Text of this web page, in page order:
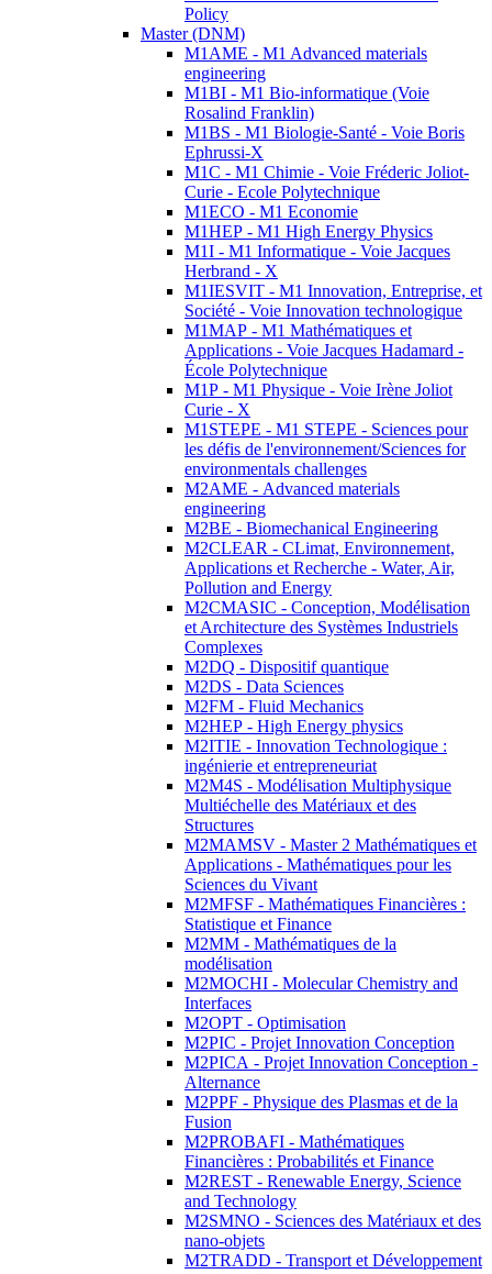
Policy
Master (DNM)
M1AME - M1 Advanced materials
engineering
M1BI - M1 Bio-informatique (Voie
Rosalind Franklin)
M1BS - M1 Biologie-Santé - Voie Boris
Ephrussi-X
M1C - M1 Chimie - Voie Fréderic Joliot-
Curie - Ecole Polytechnique
M1ECO - M1 Economie
M1HEP - M1 High Energy Physics
M1I - M1 Informatique - Voie Jacques
Herbrand - X
M1IESVIT - M1 Innovation, Entreprise, et
Société - Voie Innovation technologique
M1MAP - M1 Mathématiques et
Applications - Voie Jacques Hadamard -
École Polytechnique
M1P - M1 Physique - Voie Irène Joliot
Curie - X
M1STEPE - M1 STEPE - Sciences pour
les défis de l'environnement/Sciences for
environmentals challenges
M2AME - Advanced materials
engineering
M2BE - Biomechanical Engineering
M2CLEAR - CLimat, Environnement,
Applications et Recherche - Water, Air,
Pollution and Energy
M2CMASIC - Conception, Modélisation
et Architecture des Systèmes Industriels
Complexes
M2DQ - Dispositif quantique
M2DS - Data Sciences
M2FM - Fluid Mechanics
M2HEP - High Energy physics
M2ITIE - Innovation Technologique :
ingénierie et entrepreneuriat
M2M4S - Modélisation Multiphysique
Multiéchelle des Matériaux et des
Structures
M2MAMSV - Master 2 Mathématiques et
Applications - Mathématiques pour les
Sciences du Vivant
M2MFSF - Mathématiques Financières :
Statistique et Finance
M2MM - Mathématiques de la
modélisation
M2MOCHI - Molecular Chemistry and
Interfaces
M2OPT - Optimisation
M2PIC - Projet Innovation Conception
M2PICA - Projet Innovation Conception -
Alternance
M2PPF - Physique des Plasmas et de la
Fusion
M2PROBAFI - Mathématiques
Financières : Probabilités et Finance
M2REST - Renewable Energy, Science
and Technology
M2SMNO - Sciences des Matériaux et des
nano-objets
M2TRADD - Transport et Développement